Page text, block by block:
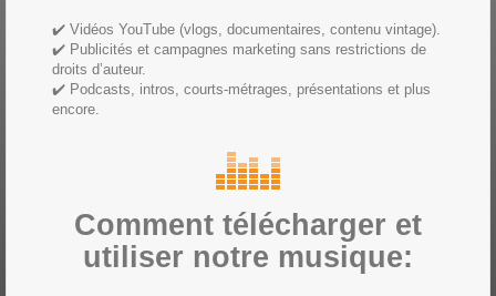
✔️ Vidéos YouTube (vlogs, documentaires, contenu vintage).
✔️ Publicités et campagnes marketing sans restrictions de
droits d’auteur.
✔️ Podcasts, intros, courts-métrages, présentations et plus
encore.
Comment télécharger et
utiliser notre musique: